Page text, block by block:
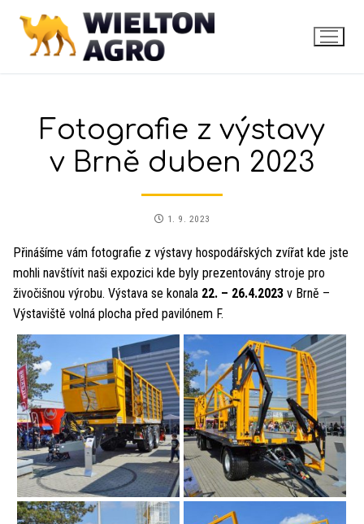
Fotografie z výstavy
v Brně duben 2023
1. 9. 2023
Přinášíme vám fotografie z výstavy hospodářských zvířat kde jste
mohli navštívit naši expozici kde byly prezentovány stroje pro
živočišnou výrobu. Výstava se konala 22. – 26.4.2023 v Brně –
Výstaviště volná plocha před pavilónem F.